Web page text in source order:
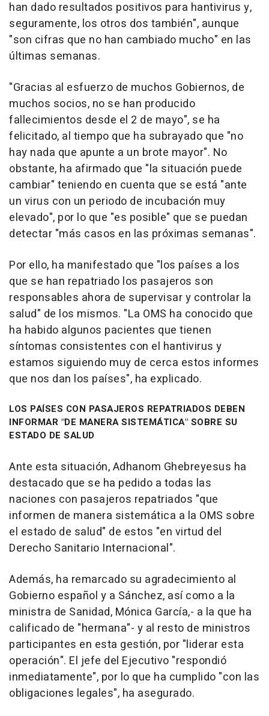
han dado resultados positivos para hantivirus y,
seguramente, los otros dos también", aunque
"son cifras que no han cambiado mucho" en las
últimas semanas.
"Gracias al esfuerzo de muchos Gobiernos, de
muchos socios, no se han producido
fallecimientos desde el 2 de mayo", se ha
felicitado, al tiempo que ha subrayado que "no
hay nada que apunte a un brote mayor". No
obstante, ha afirmado que "la situación puede
cambiar" teniendo en cuenta que se está "ante
un virus con un periodo de incubación muy
elevado", por lo que "es posible" que se puedan
detectar "más casos en las próximas semanas".
Por ello, ha manifestado que "los países a los
que se han repatriado los pasajeros son
responsables ahora de supervisar y controlar la
salud" de los mismos. "La OMS ha conocido que
ha habido algunos pacientes que tienen
síntomas consistentes con el hantivirus y
estamos siguiendo muy de cerca estos informes
que nos dan los países", ha explicado.
LOS PAÍSES CON PASAJEROS REPATRIADOS DEBEN
INFORMAR "DE MANERA SISTEMÁTICA" SOBRE SU
ESTADO DE SALUD
Ante esta situación, Adhanom Ghebreyesus ha
destacado que se ha pedido a todas las
naciones con pasajeros repatriados "que
informen de manera sistemática a la OMS sobre
el estado de salud" de estos "en virtud del
Derecho Sanitario Internacional".
Además, ha remarcado su agradecimiento al
Gobierno español y a Sánchez, así como a la
ministra de Sanidad, Mónica García,- a la que ha
calificado de "hermana"- y al resto de ministros
participantes en esta gestión, por "liderar esta
operación". El jefe del Ejecutivo "respondió
inmediatamente", por lo que ha cumplido "con las
obligaciones legales", ha asegurado.